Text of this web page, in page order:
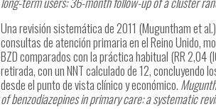
Una revisión sistemática de 2011 (Muguntham et
consultas de atención primaria en el Reino Unido,
BZD comparados con la práctica habitual (RR 2,04
retirada, con un NNT calculado de 12,
desde el punto de vista clínico y económico.
of benzodiazepines in primary care: a systematic